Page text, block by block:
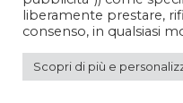
© 2026
WEBusiness Srls | Via
(PD) | P.IVA
liberamente prestare,
consenso, in qualsiasi
Scopri di più e